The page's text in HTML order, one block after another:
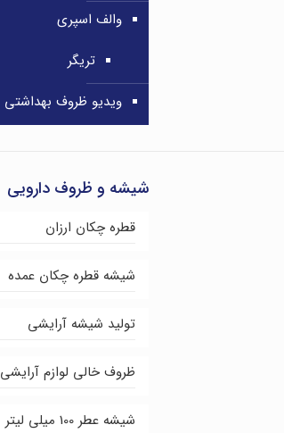
والف اسپری
تریگر
ویدیو ظروف بهداشتی
شیشه و ظروف دارویی
قطره چکان ارزان
شیشه قطره چکان عمده
تولید شیشه آرایشی
ظروف خالی لوازم آرایشی
شیشه عطر 100 میلی لیتر